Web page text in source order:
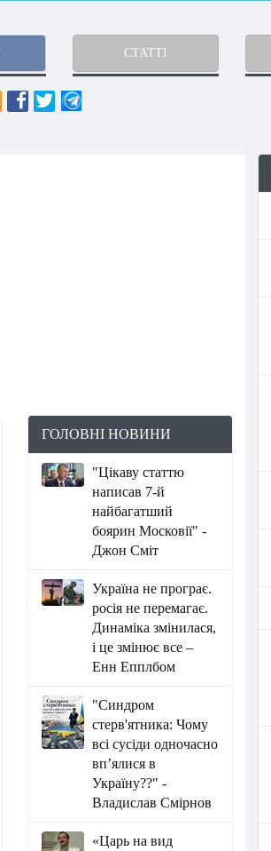
СТАТТІ
ГОЛОВНІ НОВИНИ
"Цікаву статтю
написав 7-й
найбагатший
боярин Московії" -
Джон Сміт
Україна не програє.
росія не перемагає.
Динаміка змінилася,
і це змінює все –
Енн Епплбом
"Синдром
стерв'ятника: Чому
всі сусіди одночасно
вп’ялися в
Україну??" -
Владислав Смірнов
«Царь на вид